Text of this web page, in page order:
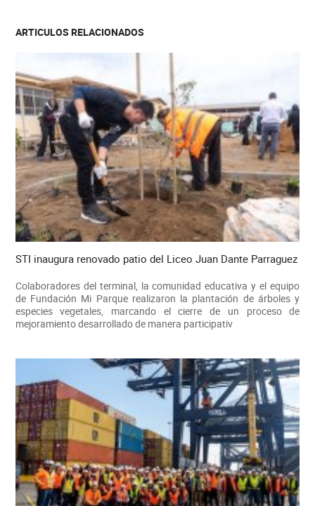
ARTICULOS RELACIONADOS
STI inaugura renovado patio del Liceo Juan Dante Parraguez
Colaboradores del terminal, la comunidad educativa y el equipo
de Fundación Mi Parque realizaron la plantación de árboles y
especies vegetales, marcando el cierre de un proceso de
mejoramiento desarrollado de manera participativ